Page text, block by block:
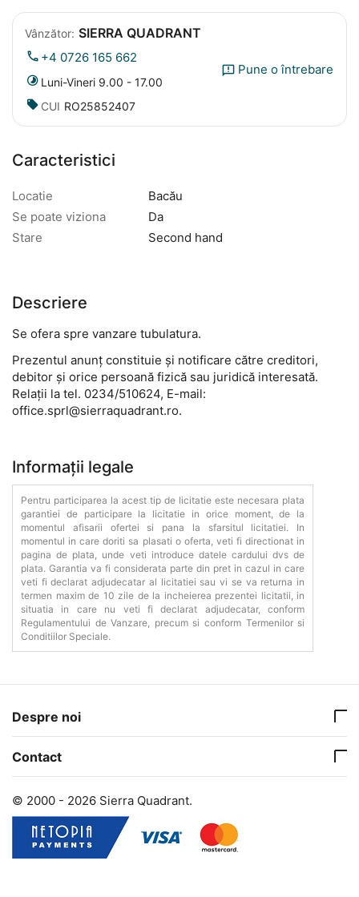
Vânzător: SIERRA QUADRANT
+4 0726 165 662
Luni-Vineri 9.00 - 17.00
CUI RO25852407
Pune o întrebare
Caracteristici
Locatie
Bacău
Se poate viziona
Da
Stare
Second hand
Descriere
Se ofera spre vanzare tubulatura.
Prezentul anunț constituie și notificare către creditori,
debitor și orice persoană fizică sau juridică interesată.
Relații la tel. 0234/510624, E-mail:
office.sprl@sierraquadrant.ro.
Informații legale
Pentru participarea la acest tip de licitatie este necesara plata
garantiei de participare la licitatie in orice moment, de la
momentul afisarii ofertei si pana la sfarsitul licitatiei. In
momentul in care doriti sa plasati o oferta, veti fi directionat in
pagina de plata, unde veti introduce datele cardului dvs de
plata. Garantia va fi considerata parte din pret in cazul in care
veti fi declarat adjudecatar al licitatiei sau vi se va returna in
termen maxim de 10 zile de la incheierea prezentei licitatii, in
situatia in care nu veti fi declarat adjudecatar, conform
Regulamentului de Vanzare, precum si conform Termenilor si
Conditiilor Speciale.
Despre noi
Contact
© 2000 - 2026 Sierra Quadrant.